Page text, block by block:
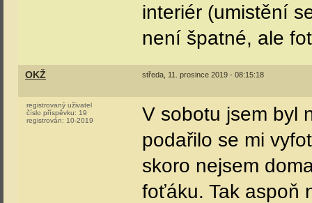
interiér (umistění
není špatné, ale
OKŽ středa, 11. prosince 2019 - 08:15:18
registrovaný uživatel
číslo příspěvku: 19
registrován: 10-2019
V sobotu jsem byl
podařilo se mi
skoro nejsem
foťáku. Tak aspoň